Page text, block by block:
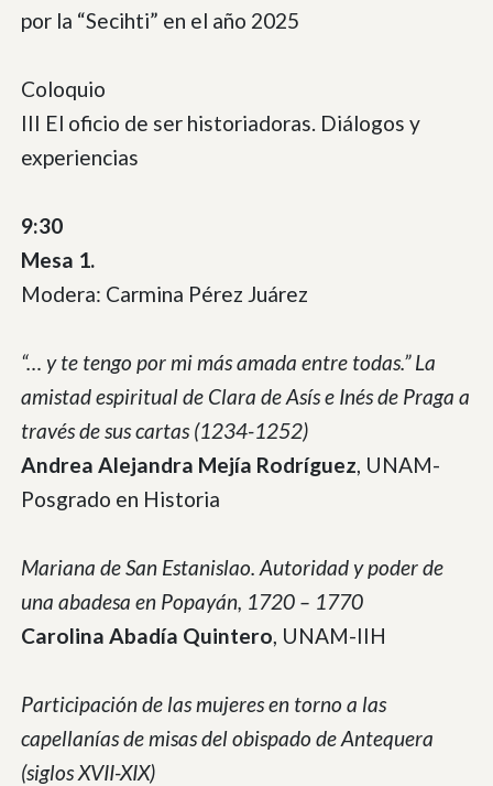
por la “Secihti” en el año 2025
Coloquio
III El oficio de ser historiadoras. Diálogos y
experiencias
9:30
Mesa 1.
Modera: Carmina Pérez Juárez
“… y te tengo por mi más amada entre todas.” La
amistad espiritual de Clara de Asís e Inés de Praga a
través de sus cartas (1234-1252)
Andrea Alejandra Mejía Rodríguez, UNAM-
Posgrado en Historia
Mariana de San Estanislao. Autoridad y poder de
una abadesa en Popayán, 1720 – 1770
Carolina Abadía Quintero, UNAM-IIH
Participación de las mujeres en torno a las
capellanías de misas del obispado de Antequera
(siglos XVII-XIX)